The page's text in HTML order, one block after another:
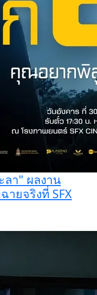
ลา" ผลงาน
ยจริงที่ SFX